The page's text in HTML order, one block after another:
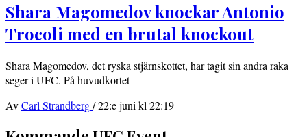
Shara Magomedov knockar Antonio
Trocoli med en brutal knockout
Shara Magomedov, det ryska stjärnskottet, har tagit sin andra raka
seger i UFC. På huvudkortet
AvCarl Strandberg/22:e juni kl 22:19